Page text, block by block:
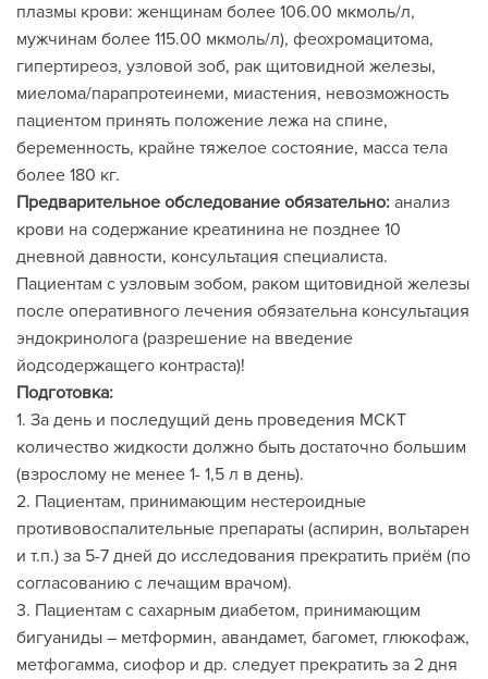
плазмы крови: женщинам более 106.00 мкмоль/л,
мужчинам более 115.00 мкмоль/л), феохромацитома,
гипертиреоз, узловой зоб, рак щитовидной железы,
миелома/парапротеинеми, миастения, невозможность
пациентом принять положение лежа на спине,
беременность, крайне тяжелое состояние, масса тела
более 180 кг.
Предварительное обследование обязательно: анализ
крови на содержание креатинина не позднее 10
дневной давности, консультация специалиста.
Пациентам с узловым зобом, раком щитовидной железы
после оперативного лечения обязательна консультация
эндокринолога (разрешение на введение
йодсодержащего контраста)!
Подготовка:
1. За день и последущий день проведения МСКТ
количество жидкости должно быть достаточно большим
(взрослому не менее 1- 1,5 л в день).
2. Пациентам, принимающим нестероидные
противовоспалительные препараты (аспирин, вольтарен
и т.п.) за 5-7 дней до исследования прекратить приём (по
согласованию с лечащим врачом).
3. Пациентам с сахарным диабетом, принимающим
бигуаниды – метформин, авандамет, багомет, глюкофаж,
метфогамма, сиофор и др. следует прекратить за 2 дня